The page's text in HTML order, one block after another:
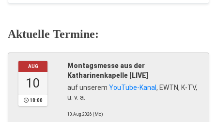
Aktuelle Termine:
AUG
10
18:00
Montagsmesse aus der
Katharinenkapelle [LIVE]
auf unserem YouTube-Kanal, EWTN, K-TV,
u. v. a.
10.Aug.2026 (Mo)